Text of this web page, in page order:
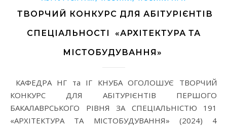
ТВОРЧИЙ КОНКУРС ДЛЯ АБІТУРІЄНТІВ
СПЕЦІАЛЬНОСТІ «АРХІТЕКТУРА ТА
МІСТОБУДУВАННЯ»
КАФЕДРА НГ та ІГ КНУБА ОГОЛОШУЄ ТВОРЧИЙ
КОНКУРС ДЛЯ АБІТУРІЄНТІВ ПЕРШОГО
БАКАЛАВРСЬКОГО РІВНЯ ЗА СПЕЦІАЛЬНІСТЮ 191
«АРХІТЕКТУРА ТА МІСТОБУДУВАННЯ» (2024) 4